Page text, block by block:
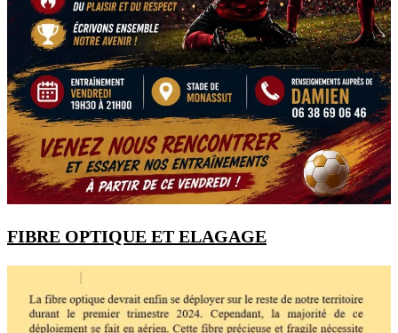
FIBRE OPTIQUE ET ELAGAGE